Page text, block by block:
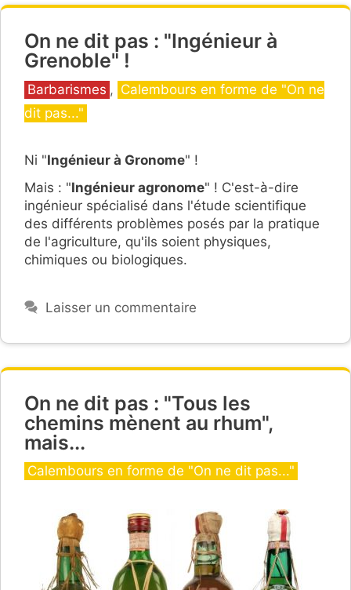
On ne dit pas : "Ingénieur à
Grenoble" !
Catégories
Barbarismes , Calembours en forme de "On ne
dit pas..."
Ni "Ingénieur à Gronome" !
Mais : "Ingénieur agronome" ! C'est-à-dire
ingénieur spécialisé dans l'étude scientifique
des différents problèmes posés par la pratique
de l'agriculture, qu'ils soient physiques,
chimiques ou biologiques.
Laisser un commentaire
On ne dit pas : "Tous les
chemins mènent au rhum",
mais...
Catégories
Calembours en forme de "On ne dit pas..."